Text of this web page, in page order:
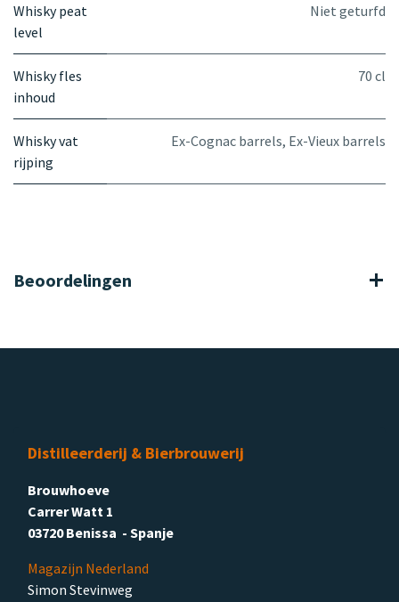
Whisky peat
level
Niet geturfd
Whisky fles
inhoud
70 cl
Whisky vat
rijping
Ex-Cognac barrels, Ex-Vieux barrels
Beoordelingen
Distilleerderij & Bierbrouwerij
Brouwhoeve
Carrer Watt 1
03720 Benissa - Spanje
Magazijn Nederland
Simon Stevinweg